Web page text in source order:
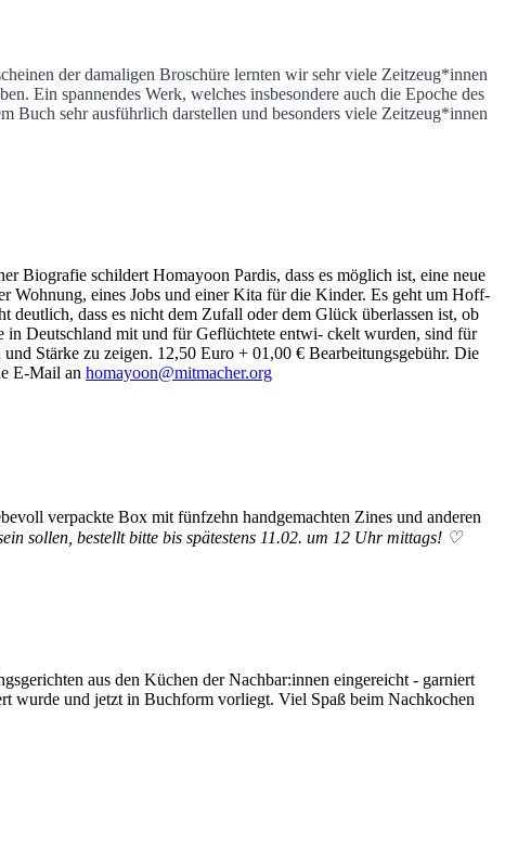
der damaligen Broschüre lernten wir sehr viele Zeitzeug*innen
Ein spannendes Werk, welches insbesondere auch die Epoche des
Buch sehr ausführlich darstellen und besonders viele Zeitzeug*innen
Biografie schildert Homayoon Pardis, dass es möglich ist, eine neue
Wohnung, eines Jobs und einer Kita für die Kinder. Es geht um Hoff-
dass es nicht dem Zufall oder dem Glück überlassen ist, ob
Deutschland mit und für Geflüchtete entwi- ckelt wurden, sind für
Stärke zu zeigen. 12,50 Euro + 01,00 € Bearbeitungsgebühr. Die
E-Mail an homayoon@mitmacher.org
verpackte Box mit fünfzehn handgemachten Zines und anderen
sollen, bestellt bitte bis spätestens 11.02. um 12 Uhr mittags! ♡
aus den Küchen der Nachbar:innen eingereicht - garniert
wurde und jetzt in Buchform vorliegt. Viel Spaß beim Nachkochen